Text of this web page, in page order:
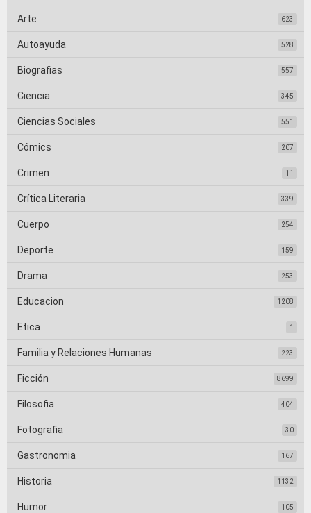
Arte 623
Autoayuda 528
Biografias 557
Ciencia 345
Ciencias Sociales 551
Cómics 207
Crimen 11
Crítica Literaria 339
Cuerpo 254
Deporte 159
Drama 253
Educacion 1208
Etica 1
Familia y Relaciones Humanas 223
Ficción 8699
Filosofia 404
Fotografia 30
Gastronomia 167
Historia 1132
Humor 105